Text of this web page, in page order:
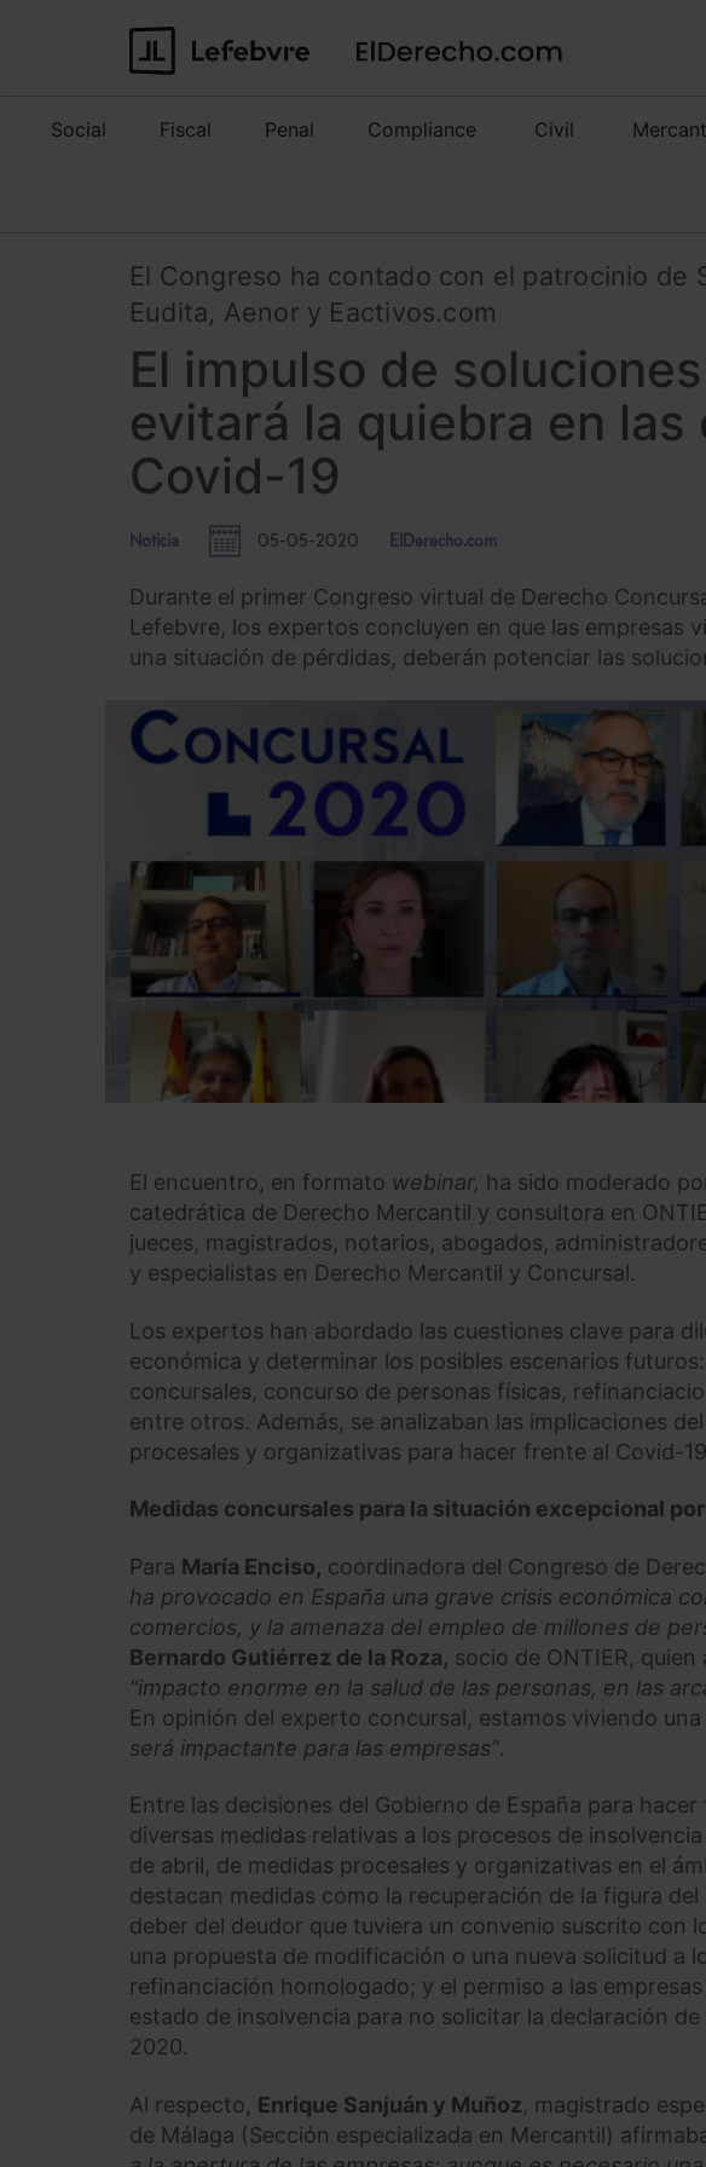
Social Fiscal Penal Compliance Civil
El Congreso ha contado con el patrocinio de
Eudita, Aenor y Eactivos.com
El impulso de
evitará la quiebra en las
Covid-19
Noticia 05-05-2020 ElDerecho.com
Durante el primer Congreso virtual de Derecho
Lefebvre, los expertos concluyen en que las empresas
una situación de pérdidas, deberán potenciar las
El encuentro, en formato webinar, ha sido moderado
catedrática de Derecho Mercantil y consultora en
jueces, magistrados, notarios, abogados,
y especialistas en Derecho Mercantil y Concursal.
Los expertos han abordado las cuestiones clave para
económica y determinar los posibles escenarios
concursales, concurso de personas físicas,
entre otros. Además, se analizaban las implicaciones
procesales y organizativas para hacer frente al Covid-
Medidas concursales para la situación excepcional
Para María Enciso, coordinadora del Congreso de
ha provocado en España una grave crisis económica
comercios, y la amenaza del empleo de millones de
Bernardo Gutiérrez de la Roza, socio de ONTIER,
“impacto enorme en la salud de las personas, en las
En opinión del experto concursal, estamos viviendo una
será impactante para las empresas”.
Entre las decisiones del Gobierno de España para
diversas medidas relativas a los procesos de
de abril, de medidas procesales y organizativas en el
destacan medidas como la recuperación de la figura
deber del deudor que tuviera un convenio suscrito con
una propuesta de modificación o una nueva solicitud a
refinanciación homologado; y el permiso a las
estado de insolvencia para no solicitar la declaración
2020.
Al respecto, Enrique Sanjuán y Muñoz, magistrado
de Málaga (Sección especializada en Mercantil)